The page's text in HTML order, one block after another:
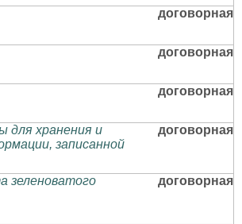
договорная
договорная
договорная
для хранения и
записанной
договорная
зеленоватого
договорная